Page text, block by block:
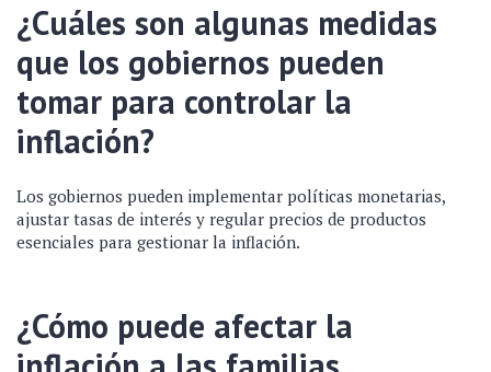
¿Cuáles son algunas medidas
que los gobiernos pueden
tomar para controlar la
inflación?
Los gobiernos pueden implementar políticas monetarias,
ajustar tasas de interés y regular precios de productos
esenciales para gestionar la inflación.
¿Cómo puede afectar la